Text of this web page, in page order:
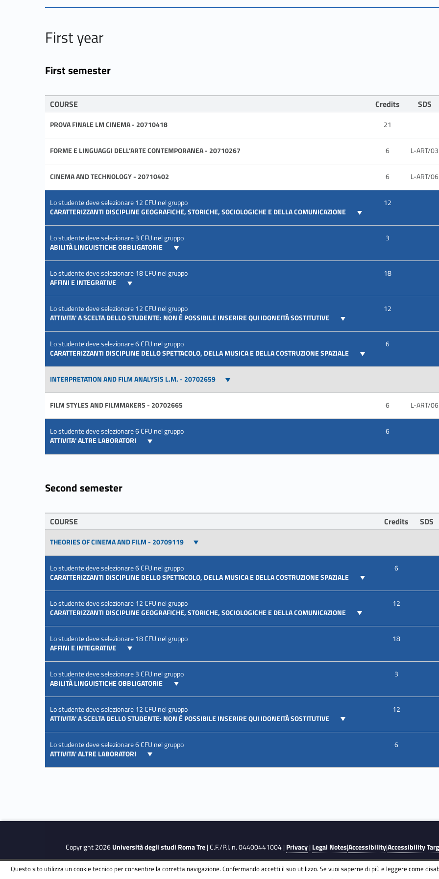
First year
First semester
COURSE Credits SDS
PROVA FINALE LM CINEMA - 20710418 21
FORME E LINGUAGGI DELL’ARTE CONTEMPORANEA - 20710267 6 L-ART/03
CINEMA AND TECHNOLOGY - 20710402 6 L-ART/06
Lo studente deve selezionare 12 CFU nel gruppo
CARATTERIZZANTI DISCIPLINE GEOGRAFICHE, STORICHE, SOCIOLOGICHE E DELLA COMUNICAZIONE
12
Lo studente deve selezionare 3 CFU nel gruppo
ABILITÀ LINGUISTICHE OBBLIGATORIE
3
Lo studente deve selezionare 18 CFU nel gruppo
AFFINI E INTEGRATIVE
18
Lo studente deve selezionare 12 CFU nel gruppo
ATTIVITA' A SCELTA DELLO STUDENTE: NON È POSSIBILE INSERIRE QUI IDONEITÀ SOSTITUTIVE
12
Lo studente deve selezionare 6 CFU nel gruppo
CARATTERIZZANTI DISCIPLINE DELLO SPETTACOLO, DELLA MUSICA E DELLA COSTRUZIONE SPAZIALE
6
INTERPRETATION AND FILM ANALYSIS L.M. - 20702659
FILM STYLES AND FILMMAKERS - 20702665 6 L-ART/06
Lo studente deve selezionare 6 CFU nel gruppo
ATTIVITA' ALTRE LABORATORI
6
Second semester
COURSE Credits SDS
THEORIES OF CINEMA AND FILM - 20709119
Lo studente deve selezionare 6 CFU nel gruppo
CARATTERIZZANTI DISCIPLINE DELLO SPETTACOLO, DELLA MUSICA E DELLA COSTRUZIONE SPAZIALE
6
Lo studente deve selezionare 12 CFU nel gruppo
CARATTERIZZANTI DISCIPLINE GEOGRAFICHE, STORICHE, SOCIOLOGICHE E DELLA COMUNICAZIONE
12
Lo studente deve selezionare 18 CFU nel gruppo
AFFINI E INTEGRATIVE
18
Lo studente deve selezionare 3 CFU nel gruppo
ABILITÀ LINGUISTICHE OBBLIGATORIE
3
Lo studente deve selezionare 12 CFU nel gruppo
ATTIVITA' A SCELTA DELLO STUDENTE: NON È POSSIBILE INSERIRE QUI IDONEITÀ SOSTITUTIVE
12
Lo studente deve selezionare 6 CFU nel gruppo
ATTIVITA' ALTRE LABORATORI
6
Copyright 2026Università degli studi Roma Tre| C.F./P.I. n. 04400441004 |Privacy|Legal Notes|Accessibility|Accessibility
Questo sito utilizza un cookie tecnico per consentire la corretta navigazione. Confermando accetti il suo utilizzo. Se vuoi saperne di più e leggere come